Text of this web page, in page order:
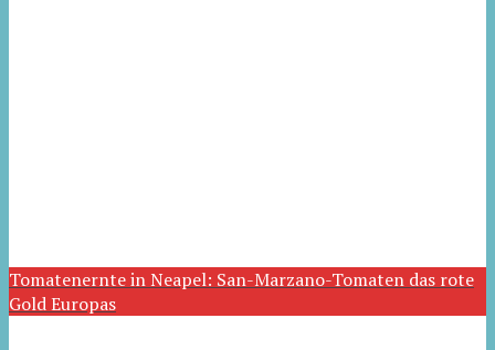
Tomatenernte in Neapel: San-Marzano-Tomaten das rote
Gold Europas